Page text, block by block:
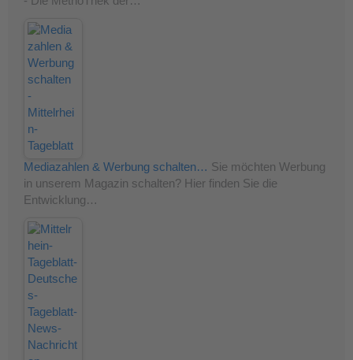
Mediazahlen & Werbung schalten… Sie möchten Werbung
in unserem Magazin schalten? Hier finden Sie die
Entwicklung…